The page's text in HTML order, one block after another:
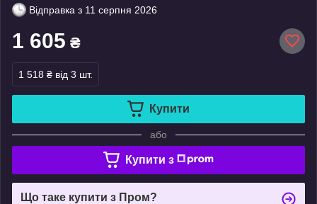
Відправка з 11 серпня 2026
1 605 ₴
1 518 ₴ від 3 шт.
Купити
або
Купити з
Що таке купити з Пром?